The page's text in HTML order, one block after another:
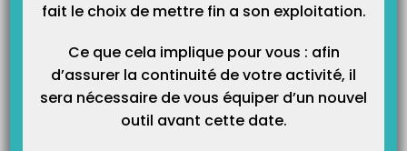
fait le choix de mettre fin a son exploitation.
Ce que cela implique pour vous : afin
d’assurer la continuité de votre activité, il
sera nécessaire de vous équiper d’un nouvel
outil avant cette date.